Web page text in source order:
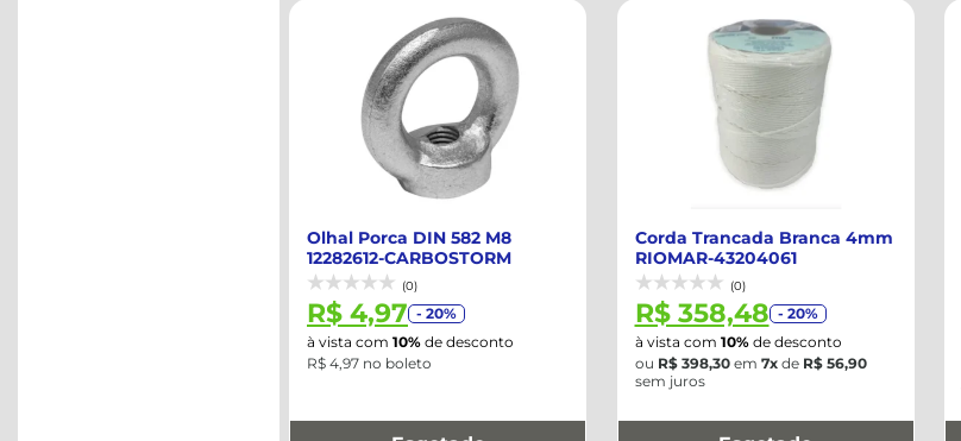
Olhal Porca DIN 582 M8
12282612-CARBOSTORM
(0)
R$ 4,97 - 20%
à vista com 10% de desconto
R$ 4,97 no boleto
Corda Trancada Branca 4mm
RIOMAR-43204061
(0)
R$ 358,48 - 20%
à vista com 10%de desconto
ou R$ 398,30em 7xde R$ 56,90
sem juros